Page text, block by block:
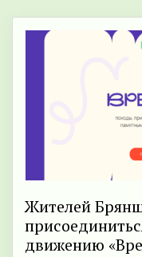
Жителей
движению